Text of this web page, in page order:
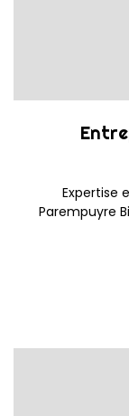
Expertise
Parempuyre